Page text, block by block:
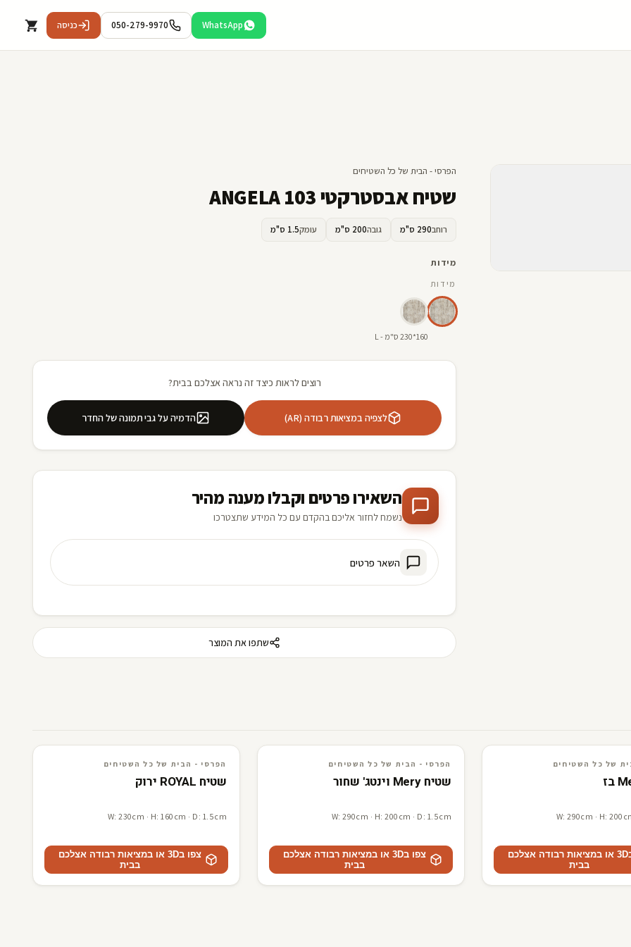
WhatsApp
050-279-9970 כניסה
הפרסי - הבית של כל השטיחים
שטיח אבסטרקטי ANGELA 103
רוחב290 ס"מ גובה200 ס"מ עומק1.5 ס"מ
מידות
מידות
160*230 ס"מ - L
רוצים לראות כיצד זה נראה אצלכם בבית?
לצפיה במציאות רבודה (AR) הדמיה על גבי תמונה של החדר
השאירו פרטים וקבלו מענה מהיר
נשמח לחזור אליכם בהקדם עם כל המידע שתצטרכו
השאר פרטים
שתפו את המוצר
של כל השטיחים
W: 290cm · H:
צפו ב3D או במציאות רבודה אצלכם
בבית
3D · AR הפרסי - הבית של כל השטיחים
הפרסי - הבית של כל השטיחים
שטיח Mery וינטג' שחור
W: 290cm · H: 200cm · D: 1.5cm
צפו ב3D או במציאות רבודה אצלכם
בבית
3D · AR הפרסי - הבית של כל השטיחים
הפרסי - הבית של כל השטיחים
שטיח ROYAL ירוק
W: 230cm · H: 160cm · D: 1.5cm
צפו ב3D או במציאות רבודה אצלכם
בבית